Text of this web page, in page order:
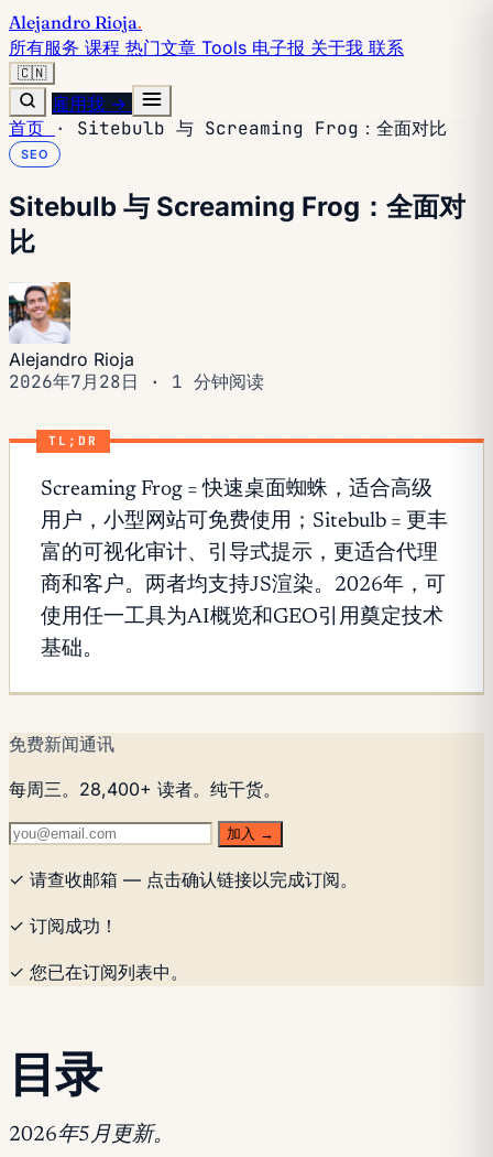
Alejandro Rioja.
所有服务 课程 热门文章 Tools 电子报 关于我 联系
🇨🇳
雇用我 →
首页 · Sitebulb 与 Screaming Frog：全面对比
SEO
Sitebulb 与 Screaming Frog：全面对
比
Alejandro Rioja
2026年7月28日 · 1 分钟阅读
TL;DR
Screaming Frog = 快速桌面蜘蛛，适合高级
用户，小型网站可免费使用；Sitebulb = 更丰
富的可视化审计、引导式提示，更适合代理
商和客户。两者均支持JS渲染。2026年，可
使用任一工具为AI概览和GEO引用奠定技术
基础。
免费新闻通讯
每周三。28,400+ 读者。纯干货。
加入 →
✓ 请查收邮箱 — 点击确认链接以完成订阅。
✓ 订阅成功！
✓ 您已在订阅列表中。
目录
2026年5月更新。